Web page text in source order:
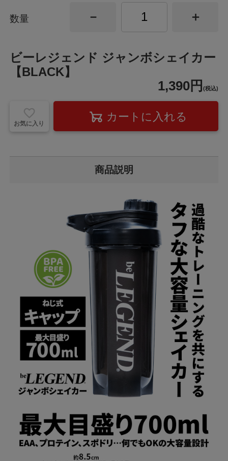
数量
ビーレジェンド ジャンボシェイカー
【BLACK】
1,390円 (税込)
お気に入り
商品説明